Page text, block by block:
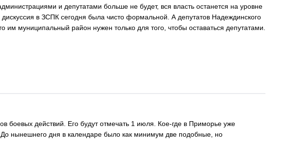
и депутатами больше не будет, вся власть останется на уровне
в ЗСПК сегодня была чисто формальной. А депутатов Надеждинского
муниципальный район нужен только для того, чтобы оставаться депутатами.
боевых действий. Его будут отмечать 1 июля. Кое-где в Приморье уже
нынешнего дня в календаре было как минимум две подобные, но